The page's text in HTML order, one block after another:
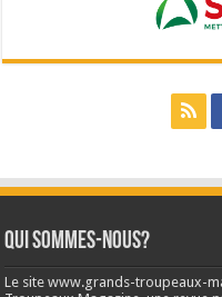
Qui sommes-nous?
Le site www.grands-troupeaux-